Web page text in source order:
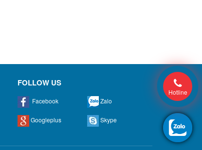
FOLLOW US
Facebook Zalo
Googleplus Skype
Hotline